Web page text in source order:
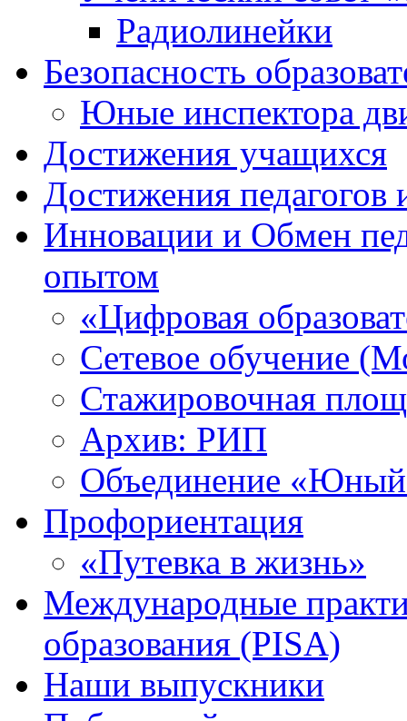
Радиолинейки
Безопасность
Юные инспектора
Достижения учащихся
Достижения
Инновации и Обмен
опытом
«Цифровая
Сетевое обучение
Стажировочная
Архив: РИП
Объединение «Юный
Профориентация
«Путевка в жизнь»
Международные
образования (PISA)
Наши выпускники